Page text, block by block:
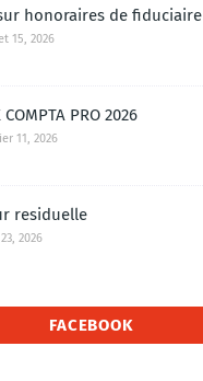
honoraires de fiduciaire
15, 2026
COMPTA PRO 2026
11, 2026
residuelle
2026
FACEBOOK